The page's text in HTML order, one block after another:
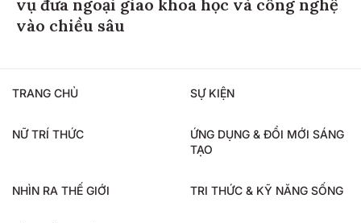
vào chiều sâu
TRANG CHỦ SỰ KIỆN
NỮ TRÍ THỨC
ỨNG DỤNG & ĐỔI MỚI SÁNG
TẠO
NHÌN RA THẾ GIỚI TRI THỨC & KỸ NĂNG SỐNG